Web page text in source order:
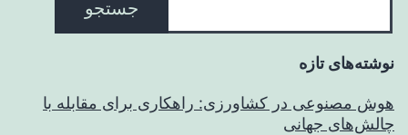
جستجو
نوشته‌های تازه
هوش مصنوعی در کشاورزی: راهکاری برای مقابله با
چالش‌های جهانی